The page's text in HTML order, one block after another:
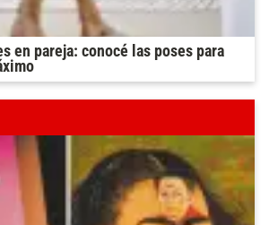
en pareja: conocé las poses para